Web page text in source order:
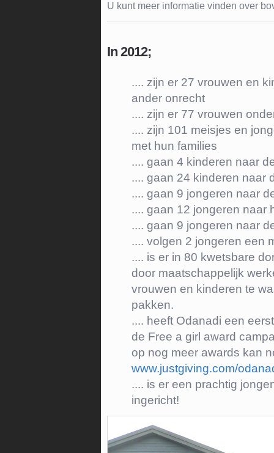
U kunt meer informatie vinden over
In 2012;
.... zijn er 27 vrouwen en
ander onrecht
.... zijn er 77 vrouwen
.... zijn 101 meisjes en
met hun families
.... gaan 4 kinderen naar
.... gaan 24 kinderen naar
.... gaan 9 jongeren naar
.... gaan 12 jongeren naar
.... gaan 9 jongeren naar
.... volgen 2 jongeren een
.... is er in 80 kwetsbare
door maatschappelijk
vrouwen en kinderen te
pakken.
.... heeft Odanadi een
de Free a girl award
op nog meer awards kan
www.justgiving.com/
.... is er een prachtig
ingericht!